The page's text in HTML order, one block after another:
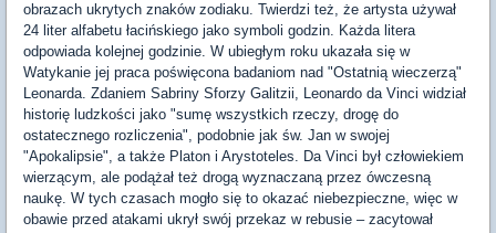
obrazach ukrytych znaków zodiaku. Twierdzi też, że artysta używał
24 liter alfabetu łacińskiego jako symboli godzin. Każda litera
odpowiada kolejnej godzinie. W ubiegłym roku ukazała się w
Watykanie jej praca poświęcona badaniom nad "Ostatnią wieczerzą"
Leonarda. Zdaniem Sabriny Sforzy Galitzii, Leonardo da Vinci widział
historię ludzkości jako "sumę wszystkich rzeczy, drogę do
ostatecznego rozliczenia", podobnie jak św. Jan w swojej
"Apokalipsie", a także Platon i Arystoteles. Da Vinci był człowiekiem
wierzącym, ale podążał też drogą wyznaczaną przez ówczesną
naukę. W tych czasach mogło się to okazać niebezpieczne, więc w
obawie przed atakami ukrył swój przekaz w rebusie – zacytował